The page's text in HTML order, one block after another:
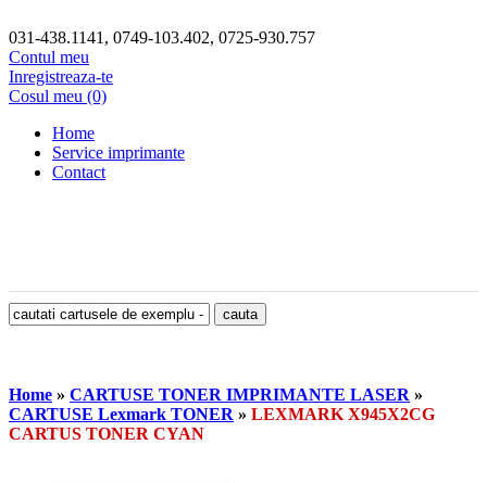
031-438.1141, 0749-103.402, 0725-930.757
Contul meu
Inregistreaza-te
Cosul meu (0)
Home
Service imprimante
Contact
Home » CARTUSE TONER IMPRIMANTE LASER »
CARTUSE Lexmark TONER » LEXMARK X945X2CG
CARTUS TONER CYAN